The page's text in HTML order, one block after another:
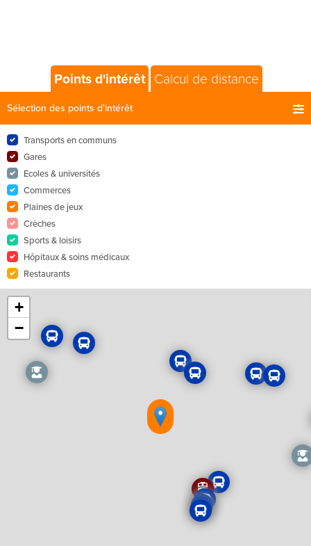
Points d'intérêt Calcul de distance
Sélection des points d'intérêt
Transports en communs
Gares
Ecoles & universités
Commerces
Plaines de jeux
Crèches
Sports & loisirs
Hôpitaux & soins médicaux
Restaurants
+
−